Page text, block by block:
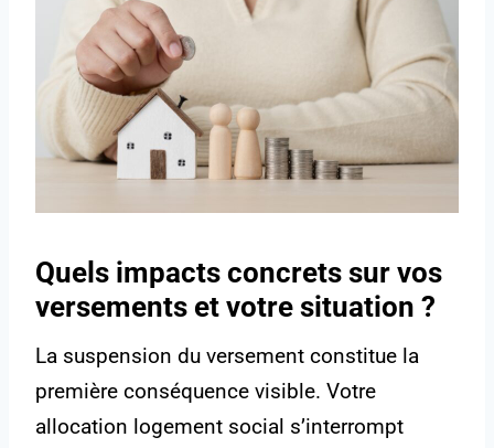
Quels impacts concrets sur vos
versements et votre situation ?
La suspension du versement constitue la
première conséquence visible. Votre
allocation logement social s’interrompt